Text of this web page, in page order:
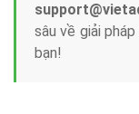
sâu về giải
bạn!